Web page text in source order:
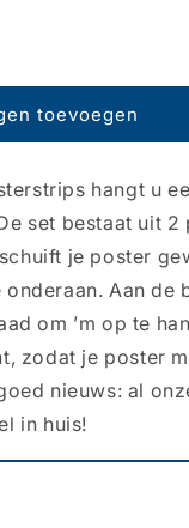
toevoegen
hangt u
set bestaat uit
je poster
Aan
om ’m op te
zodat je poster
nieuws: al
in huis!